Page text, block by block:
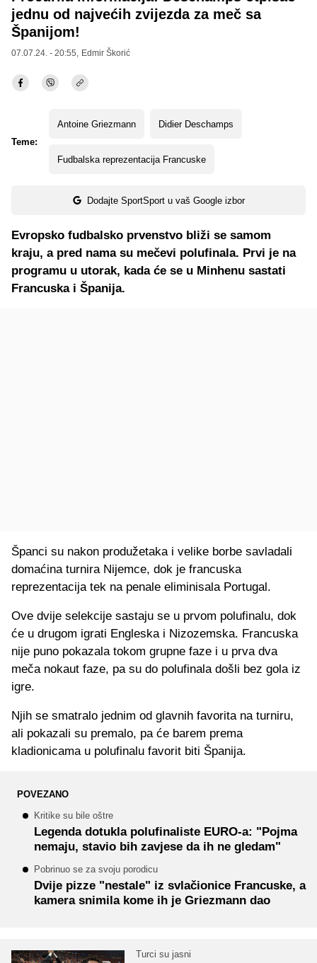
jednu od najvećih zvijezda za meč sa
Španijom!
07.07.24. - 20:55, Edmir Škorić
Teme:
Antoine Griezmann Didier Deschamps
Fudbalska reprezentacija Francuske
Dodajte SportSport u vaš Google izbor
Evropsko fudbalsko prvenstvo bliži se samom
kraju, a pred nama su mečevi polufinala. Prvi je na
programu u utorak, kada će se u Minhenu sastati
Francuska i Španija.
Španci su nakon produžetaka i velike borbe savladali
domaćina turnira Nijemce, dok je francuska
reprezentacija tek na penale eliminisala Portugal.
Ove dvije selekcije sastaju se u prvom polufinalu, dok
će u drugom igrati Engleska i Nizozemska. Francuska
nije puno pokazala tokom grupne faze i u prva dva
meča nokaut faze, pa su do polufinala došli bez gola iz
igre.
Njih se smatralo jednim od glavnih favorita na turniru,
ali pokazali su premalo, pa će barem prema
kladionicama u polufinalu favorit biti Španija.
POVEZANO
Kritike su bile oštre
Legenda dotukla polufinaliste EURO-a: "Pojma
nemaju, stavio bih zavjese da ih ne gledam"
Pobrinuo se za svoju porodicu
Dvije pizze "nestale" iz svlačionice Francuske, a
kamera snimila kome ih je Griezmann dao
Turci su jasni